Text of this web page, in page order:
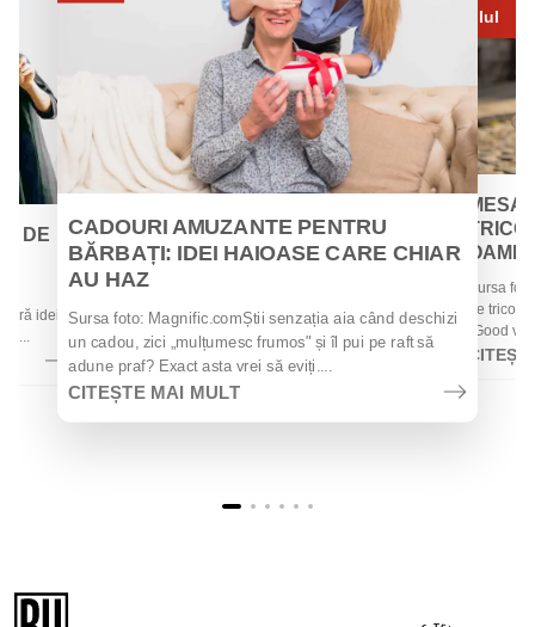
DE
idei
la...
CADOURI AMUZANTE PENTRU
BĂRBAȚI: IDEI HAIOASE CARE CHIAR
AU HAZ
Sursa foto: Magnific.comȘtii senzația aia când deschizi
un cadou, zici „mulțumesc frumos" și îl pui pe raft să
adune praf? Exact asta vrei să eviți....
CITEȘTE MAI MULT
Iul
Sursa
de
„Good